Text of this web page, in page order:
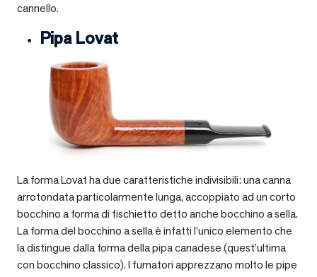
cannello.
Pipa Lovat
La forma Lovat ha due caratteristiche indivisibili: una canna
arrotondata particolarmente lunga, accoppiato ad un corto
bocchino a forma di fischietto detto anche bocchino a sella.
La forma del bocchino a sella è infatti l’unico elemento che
la distingue dalla forma della pipa canadese (quest’ultima
con bocchino classico). I fumatori apprezzano molto le pipe